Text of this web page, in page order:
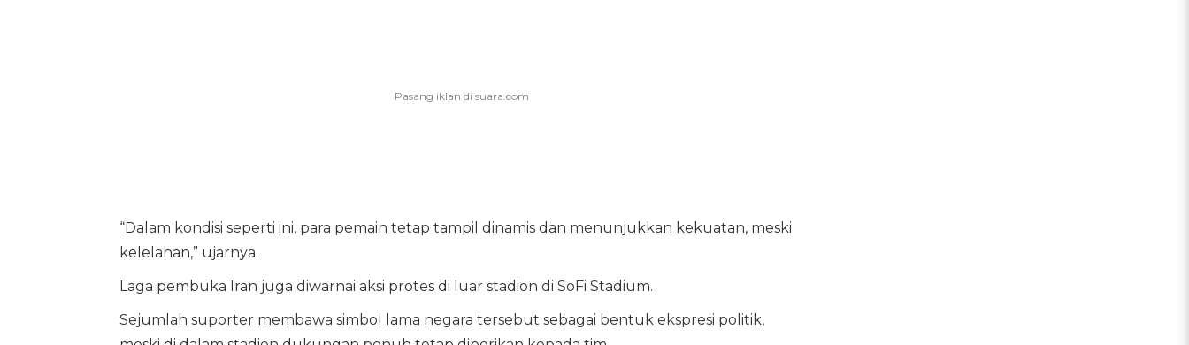
“Dalam kondisi seperti ini, para pemain tetap tampil dinamis dan menunjukkan kekuatan, meski
kelelahan,” ujarnya.
Laga pembuka Iran juga diwarnai aksi protes di luar stadion di SoFi Stadium.
Sejumlah suporter membawa simbol lama negara tersebut sebagai bentuk ekspresi politik,